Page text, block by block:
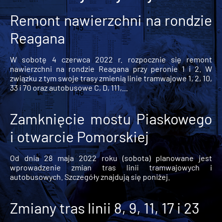
Remont nawierzchni na rondzie
Reagana
W sobotę 4 czerwca 2022 r. rozpocznie się remont
nawierzchni na rondzie Reagana przy peronie 1 i 2. W
związku z tym swoje trasy zmienią linie tramwajowe 1, 2, 10,
33 i 70 oraz autobusowe C, D, 111,...
Zamknięcie mostu Piaskowego
i otwarcie Pomorskiej
Od dnia 28 maja 2022 roku (sobota) planowane jest
wprowadzenie zmian tras linii tramwajowych i
autobusowych. Szczegóły znajdują się poniżej.
Zmiany tras linii 8, 9, 11, 17 i 23